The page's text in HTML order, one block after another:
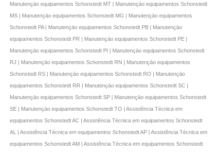
Manutençāo equipamentos Schonstedt MT | Manutençāo equipamentos Schonstedt
MS | Manutençāo equipamentos Schonstedt MG | Manutençāo equipamentos
Schonstedt PA | Manutençāo equipamentos Schonstedt PB | Manutençāo
equipamentos Schonstedt PR | Manutençāo equipamentos Schonstedt PE |
Manutençāo equipamentos Schonstedt PI | Manutençāo equipamentos Schonstedt
RJ | Manutençāo equipamentos Schonstedt RN | Manutençāo equipamentos
Schonstedt RS | Manutençāo equipamentos Schonstedt RO | Manutençāo
equipamentos Schonstedt RR | Manutençāo equipamentos Schonstedt SC |
Manutençāo equipamentos Schonstedt SP | Manutençāo equipamentos Schonstedt
SE | Manutençāo equipamentos Schonstedt TO | Assistência Técnica em
equipamentos Schonstedt AC | Assistência Técnica em equipamentos Schonstedt
AL | Assistência Técnica em equipamentos Schonstedt AP | Assistência Técnica em
equipamentos Schonstedt AM | Assistência Técnica em equipamentos Schonstedt